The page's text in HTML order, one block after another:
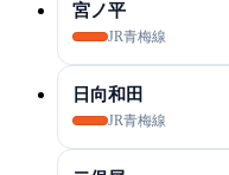
宮ノ平
JR青梅線
日向和田
JR青梅線